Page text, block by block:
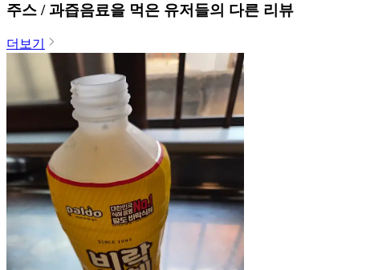
주스 / 과즙음료을 먹은 유저들의 다른 리뷰
더보기